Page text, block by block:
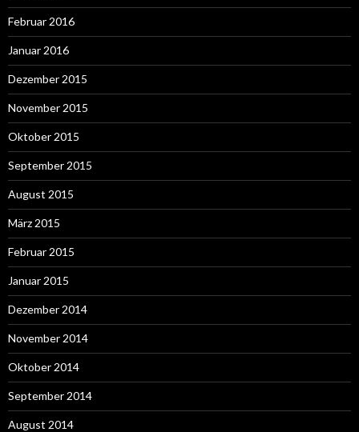
Februar 2016
Januar 2016
Dezember 2015
November 2015
Oktober 2015
September 2015
August 2015
März 2015
Februar 2015
Januar 2015
Dezember 2014
November 2014
Oktober 2014
September 2014
August 2014